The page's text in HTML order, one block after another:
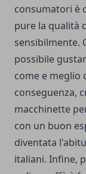
consumatori è
pure la qualità
sensibilmente.
possibile
come e meglio
conseguenza,
macchinette
con un buon
diventata
italiani. Infine,